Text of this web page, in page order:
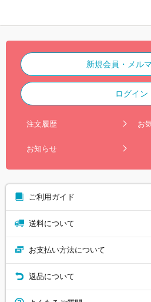
新規会員・メル
ログイン
注文履歴 お
お知らせ
ご利用ガイド
送料について
お支払い方法について
返品について